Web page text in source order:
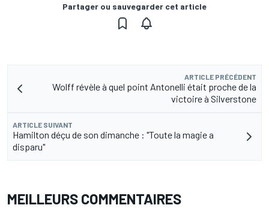
Partager ou sauvegarder cet article
ARTICLE PRÉCÉDENT
Wolff révèle à quel point Antonelli était proche de la
victoire à Silverstone
ARTICLE SUIVANT
Hamilton déçu de son dimanche : "Toute la magie a
disparu"
MEILLEURS COMMENTAIRES